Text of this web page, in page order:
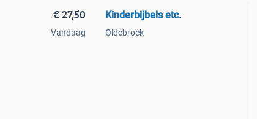
€ 27,50
Vandaag
Kinderbijbels etc.
Oldebroek